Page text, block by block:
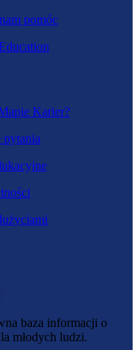
baza informacji o
młodych ludzi.
Karier?
pytania
pomóc